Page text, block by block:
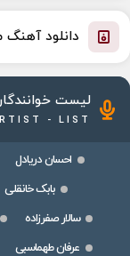
دانلود
لیست
- LIST
احسان دریادل
بابک خانقلی
سالار صفرزاده
عرفان طهماسبی